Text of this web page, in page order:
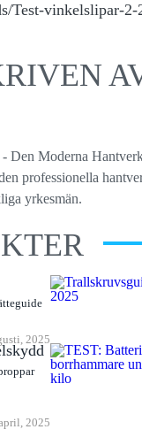
Test-vinkelslipar-
Den Moderna
professionella
yrkesmän.
2025
2025